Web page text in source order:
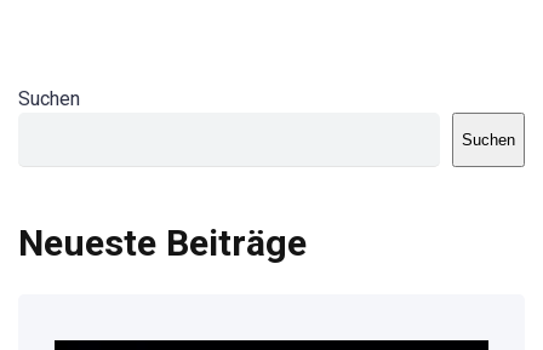
Suchen
Suchen
Neueste Beiträge